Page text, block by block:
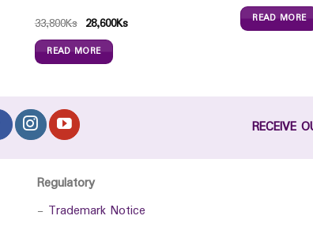
33,800Ks 28,600Ks
READ MORE
READ MORE
RECEIVE
Regulatory
- Trademark Notice